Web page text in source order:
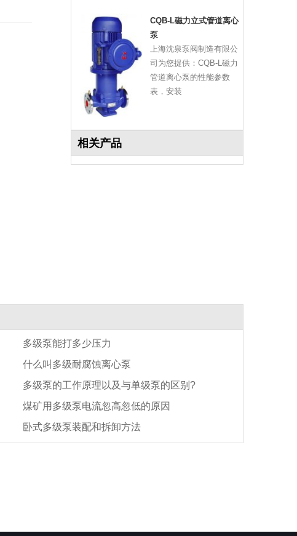
CQB-L磁力立式管道离心
泵
上海沈泉泵阀制造有限公
司为您提供：CQB-L磁力
管道离心泵的性能参数
表，安装
相关产品
多级泵能打多少压力
什么叫多级耐腐蚀离心泵
多级泵的工作原理以及与单级泵的区别?
煤矿用多级泵电流忽高忽低的原因
卧式多级泵装配和拆卸方法